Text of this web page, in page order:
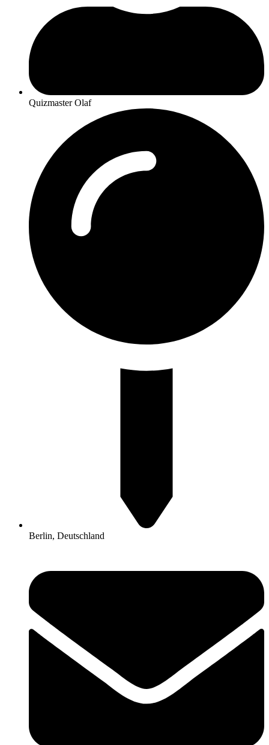
Quizmaster Olaf
Berlin, Deutschland